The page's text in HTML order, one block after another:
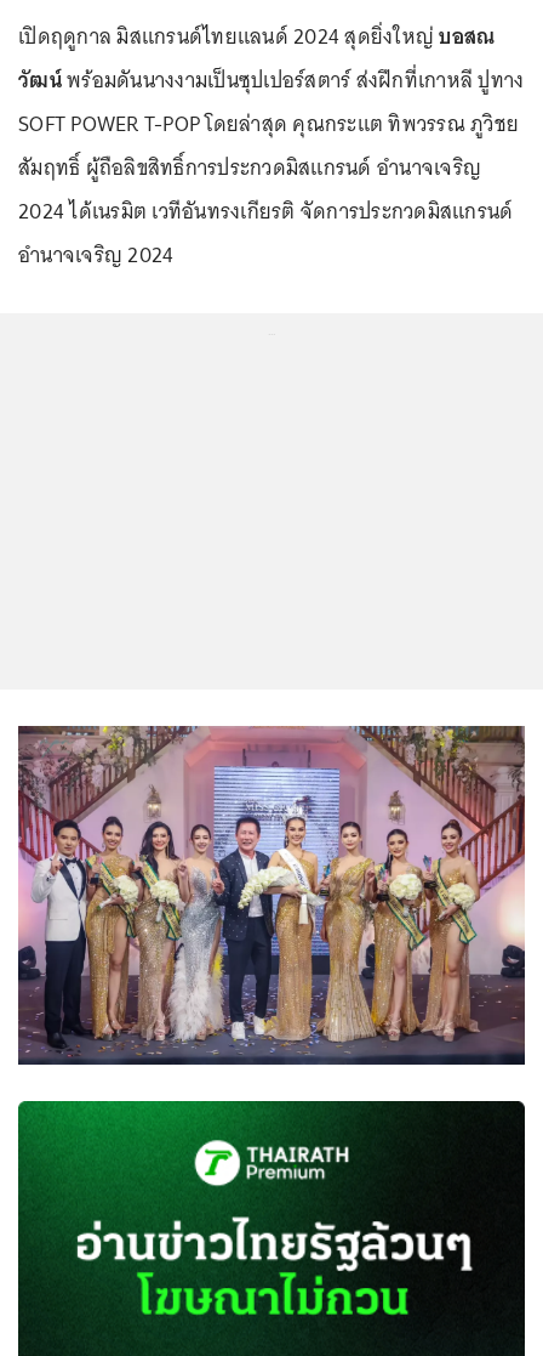
เปิดฤดูกาล มิสแกรนด์ไทยแลนด์ 2024 สุดยิ่งใหญ่บอสณ
วัฒน์พร้อมดันนางงามเป็นซุปเปอร์สตาร์ ส่งฝึกที่เกาหลี ปูทาง
SOFT POWER T-POP โดยล่าสุด คุณกระแต ทิพวรรณ ภูวิชย
สัมฤทธิ์ ผู้ถือลิขสิทธิ์การประกวดมิสแกรนด์ อํานาจเจริญ
2024 ได้เนรมิต เวทีอันทรงเกียรติ จัดการประกวดมิสแกรนด์
อำนาจเจริญ 2024